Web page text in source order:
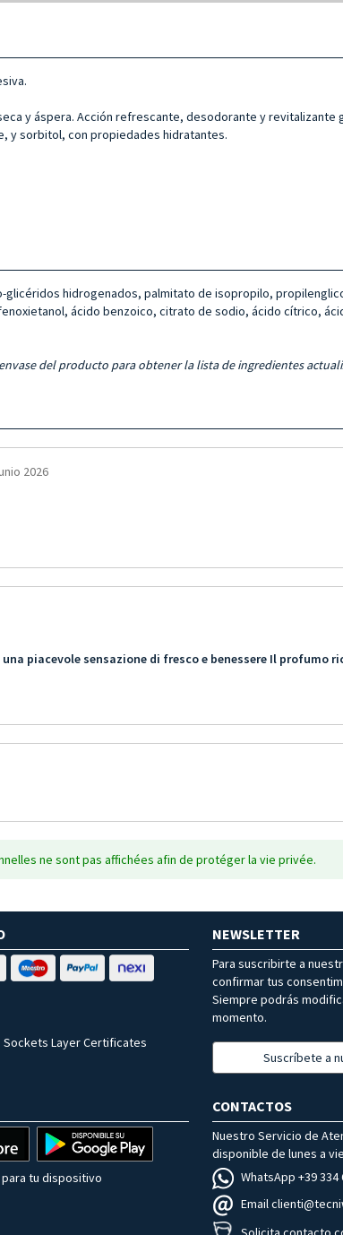
y áspera. Acción refrescante, desodorante y revitalizante
y sorbitol, con propiedades hidratantes.
hidrogenados, palmitato de isopropilo,
ácido benzoico, citrato de sodio, ácido cítrico,
del producto para obtener la lista de ingredientes
2026
piacevole sensazione di fresco e benessere Il profumo
ne sont pas affichées afin de protéger la vie privée.
Sockets Layer Certificates
NEWSLETTER
Para suscribirte a
confirmar tus
Siempre podrás
momento.
Suscríbete a
tu dispositivo
CONTACTOS
Nuestro Servicio de
disponible de lunes a
WhatsApp +39 334
Email